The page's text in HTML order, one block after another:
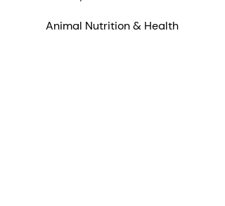
Animal Nutrition & Health